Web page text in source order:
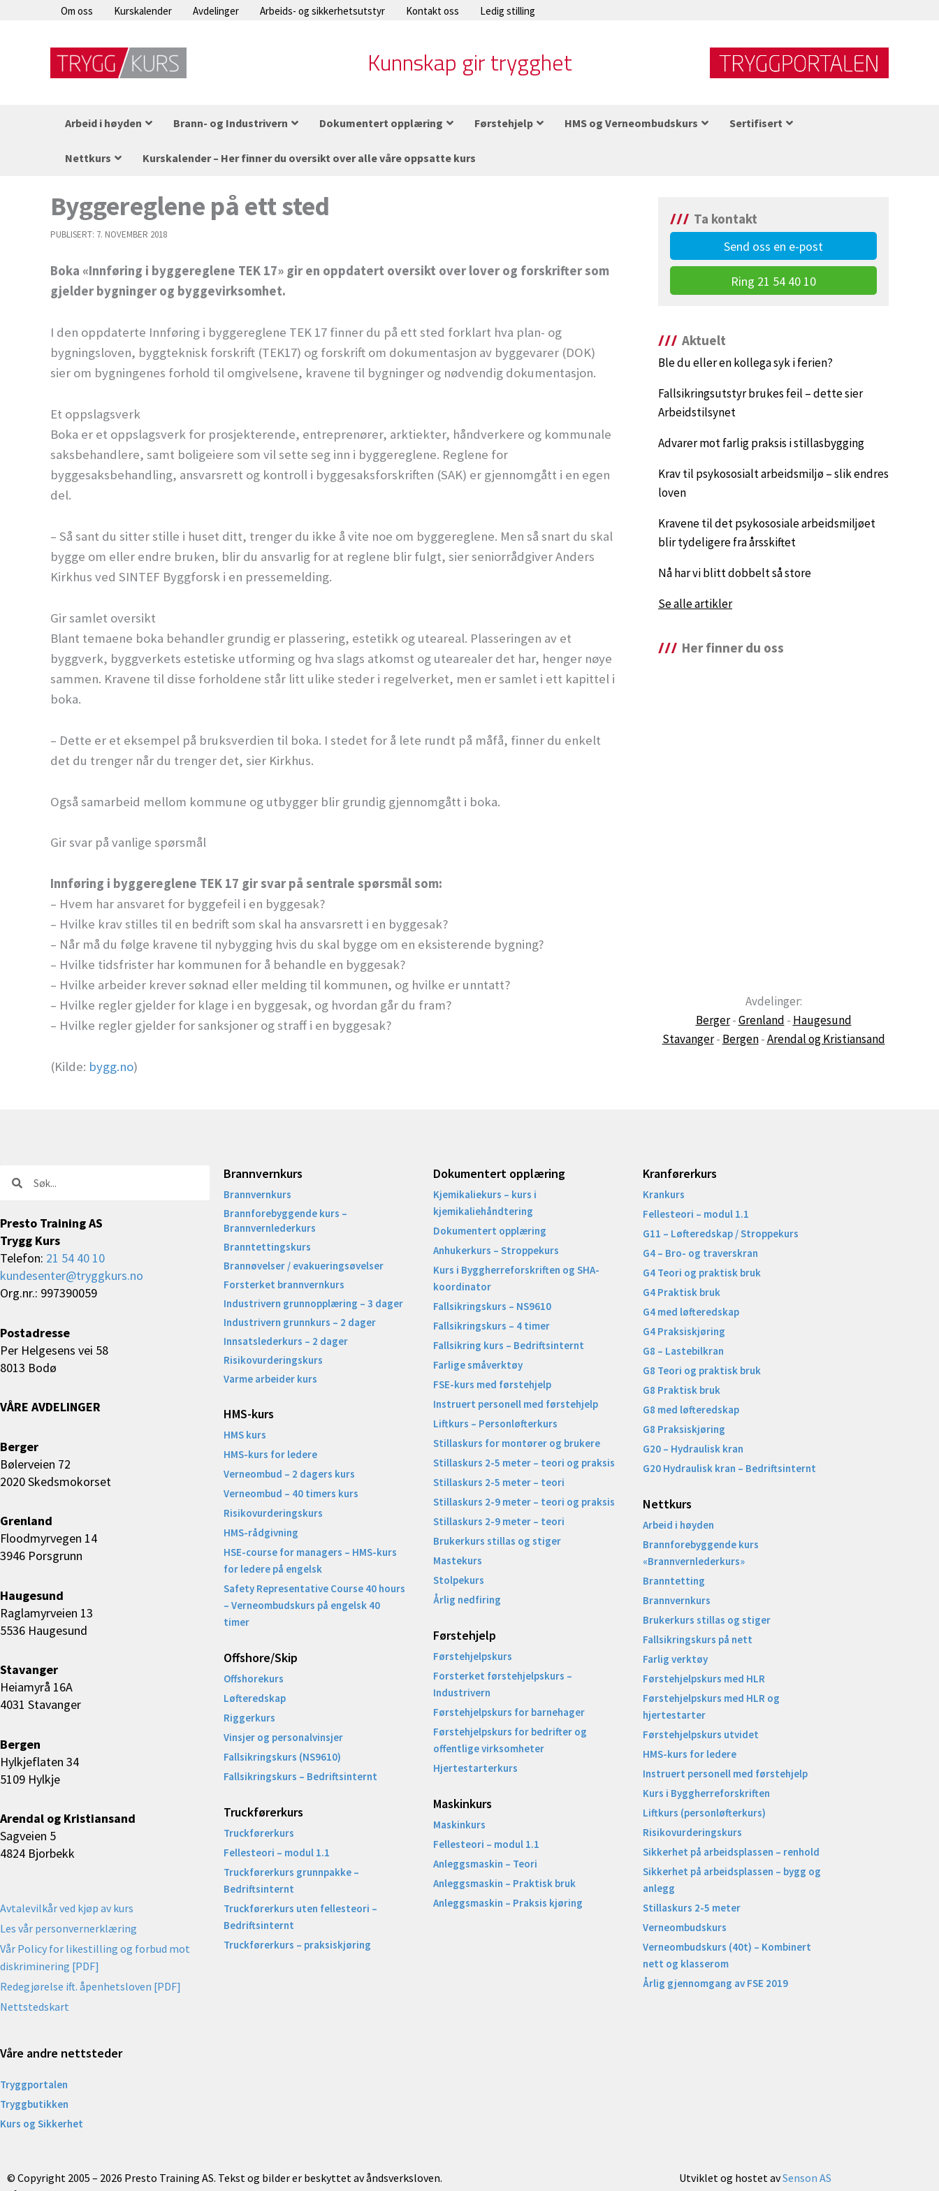
Om oss Kurskalender Avdelinger Arbeids- og sikkerhetsutstyr Kontakt oss Ledig stilling
Kunnskap gir trygghet
Arbeid i høyden Brann- og Industrivern Dokumentert opplæring Førstehjelp HMS og Verneombudskurs Sertifisert
Nettkurs Kurskalender – Her finner du oversikt over alle våre oppsatte kurs
Byggereglene på ett sted
PUBLISERT: 7. NOVEMBER 2018
Boka «Innføring i byggereglene TEK 17» gir en oppdatert oversikt over lover og forskrifter som
gjelder bygninger og byggevirksomhet.
I den oppdaterte Innføring i byggereglene TEK 17 finner du på ett sted forklart hva plan- og
bygningsloven, byggteknisk forskrift (TEK17) og forskrift om dokumentasjon av byggevarer (DOK)
sier om bygningenes forhold til omgivelsene, kravene til bygninger og nødvendig dokumentasjon.
Et oppslagsverk
Boka er et oppslagsverk for prosjekterende, entreprenører, arktiekter, håndverkere og kommunale
saksbehandlere, samt boligeiere som vil sette seg inn i byggereglene. Reglene for
byggesaksbehandling, ansvarsrett og kontroll i byggesaksforskriften (SAK) er gjennomgått i en egen
del.
– Så sant du sitter stille i huset ditt, trenger du ikke å vite noe om byggereglene. Men så snart du skal
bygge om eller endre bruken, blir du ansvarlig for at reglene blir fulgt, sier seniorrådgiver Anders
Kirkhus ved SINTEF Byggforsk i en pressemelding.
Gir samlet oversikt
Blant temaene boka behandler grundig er plassering, estetikk og uteareal. Plasseringen av et
byggverk, byggverkets estetiske utforming og hva slags atkomst og utearealer det har, henger nøye
sammen. Kravene til disse forholdene står litt ulike steder i regelverket, men er samlet i ett kapittel i
boka.
– Dette er et eksempel på bruksverdien til boka. I stedet for å lete rundt på måfå, finner du enkelt
det du trenger når du trenger det, sier Kirkhus.
Også samarbeid mellom kommune og utbygger blir grundig gjennomgått i boka.
Gir svar på vanlige spørsmål
Innføring i byggereglene TEK 17 gir svar på sentrale spørsmål som:
– Hvem har ansvaret for byggefeil i en byggesak?
– Hvilke krav stilles til en bedrift som skal ha ansvarsrett i en byggesak?
– Når må du følge kravene til nybygging hvis du skal bygge om en eksisterende bygning?
– Hvilke tidsfrister har kommunen for å behandle en byggesak?
– Hvilke arbeider krever søknad eller melding til kommunen, og hvilke er unntatt?
– Hvilke regler gjelder for klage i en byggesak, og hvordan går du fram?
– Hvilke regler gjelder for sanksjoner og straff i en byggesak?
(Kilde: bygg.no)
Ta kontakt
Send oss en e-post
Ring 21 54 40 10
Aktuelt
Ble du eller en kollega syk i ferien?
Fallsikringsutstyr brukes feil – dette sier
Arbeidstilsynet
Advarer mot farlig praksis i stillasbygging
Krav til psykososialt arbeidsmiljø – slik endres
loven
Kravene til det psykososiale arbeidsmiljøet
blir tydeligere fra årsskiftet
Nå har vi blitt dobbelt så store
Se alle artikler
Her finner du oss
Avdelinger:
Berger-Grenland - Haugesund
Stavanger- Bergen-Arendal og Kristiansand
Søk
Presto Training AS
Trygg Kurs
Telefon: 21 54 40 10
kundesenter@tryggkurs.no
Org.nr.: 997390059
Postadresse
Per Helgesens vei 58
8013 Bodø
VÅRE AVDELINGER
Berger
Bølerveien 72
2020 Skedsmokorset
Grenland
Floodmyrvegen 14
3946 Porsgrunn
Haugesund
Raglamyrveien 13
5536 Haugesund
Stavanger
Heiamyrå 16A
4031 Stavanger
Bergen
Hylkjeflaten 34
5109 Hylkje
Arendal og Kristiansand
Sagveien 5
4824 Bjorbekk
Avtalevilkår ved kjøp av kurs
Les vår personvernerklæring
Vår Policy for likestilling og forbud mot
diskriminering [PDF]
Redegjørelse ift. åpenhetsloven [PDF]
Nettstedskart
Våre andre nettsteder
Tryggportalen
Tryggbutikken
Kurs og Sikkerhet
Brannvernkurs
Brannvernkurs
Brannforebyggende kurs –
Brannvernlederkurs
Branntettingskurs
Brannøvelser / evakueringsøvelser
Forsterket brannvernkurs
Industrivern grunnopplæring – 3 dager
Industrivern grunnkurs – 2 dager
Innsatslederkurs – 2 dager
Risikovurderingskurs
Varme arbeider kurs
HMS-kurs
HMS kurs
HMS-kurs for ledere
Verneombud – 2 dagers kurs
Verneombud – 40 timers kurs
Risikovurderingskurs
HMS-rådgivning
HSE-course for managers – HMS-kurs
for ledere på engelsk
Safety Representative Course 40 hours
– Verneombudskurs på engelsk 40
timer
Offshore/Skip​
Offshorekurs
Løfteredskap
Riggerkurs
Vinsjer og personalvinsjer
Fallsikringskurs (NS9610)
Fallsikringskurs – Bedriftsinternt
Truckførerkurs
Truckførerkurs
Fellesteori – modul 1.1
Truckførerkurs grunnpakke –
Bedriftsinternt
Truckførerkurs uten fellesteori –
Bedriftsinternt
Truckførerkurs – praksiskjøring
Dokumentert opplæring
Kjemikaliekurs – kurs i
kjemikaliehåndtering
Dokumentert opplæring
Anhukerkurs – Stroppekurs
Kurs i Byggherreforskriften og SHA-
koordinator
Fallsikringskurs – NS9610
Fallsikringskurs – 4 timer
Fallsikring kurs – Bedriftsinternt
Farlige småverktøy
FSE-kurs med førstehjelp
Instruert personell med førstehjelp
Liftkurs – Personløfterkurs
Stillaskurs for montører og brukere
Stillaskurs 2-5 meter – teori og praksis
Stillaskurs 2-5 meter – teori
Stillaskurs 2-9 meter – teori og praksis
Stillaskurs 2-9 meter – teori
Brukerkurs stillas og stiger
Mastekurs
Stolpekurs
Årlig nedfiring
Førstehjelp
Førstehjelpskurs
Forsterket førstehjelpskurs –
Industrivern
Førstehjelpskurs for barnehager
Førstehjelpskurs for bedrifter og
offentlige virksomheter
Hjertestarterkurs
Maskinkurs
Maskinkurs
Fellesteori – modul 1.1
Anleggsmaskin – Teori
Anleggsmaskin – Praktisk bruk
Anleggsmaskin – Praksis kjøring
Kranførerkurs
Krankurs
Fellesteori – modul 1.1
G11 – Løfteredskap / Stroppekurs
G4 – Bro- og traverskran
G4 Teori og praktisk bruk
G4 Praktisk bruk
G4 med løfteredskap
G4 Praksiskjøring
G8 – Lastebilkran
G8 Teori og praktisk bruk
G8 Praktisk bruk
G8 med løfteredskap
G8 Praksiskjøring
G20 – Hydraulisk kran
G20 Hydraulisk kran – Bedriftsinternt
Nettkurs
Arbeid i høyden
Brannforebyggende kurs
«Brannvernlederkurs»
Branntetting
Brannvernkurs
Brukerkurs stillas og stiger
Fallsikringskurs på nett
Farlig verktøy
Førstehjelpskurs med HLR
Førstehjelpskurs med HLR og
hjertestarter
Førstehjelpskurs utvidet
HMS-kurs for ledere
Instruert personell med førstehjelp
Kurs i Byggherreforskriften
Liftkurs (personløfterkurs)
Risikovurderingskurs
Sikkerhet på arbeidsplassen – renhold
Sikkerhet på arbeidsplassen – bygg og
anlegg
Stillaskurs 2-5 meter
Verneombudskurs
Verneombudskurs (40t) – Kombinert
nett og klasserom
Årlig gjennomgang av FSE 2019
© Copyright 2005 – 2026 Presto Training AS. Tekst og bilder er beskyttet av åndsverksloven.
Utviklet og hostet avSenson AS